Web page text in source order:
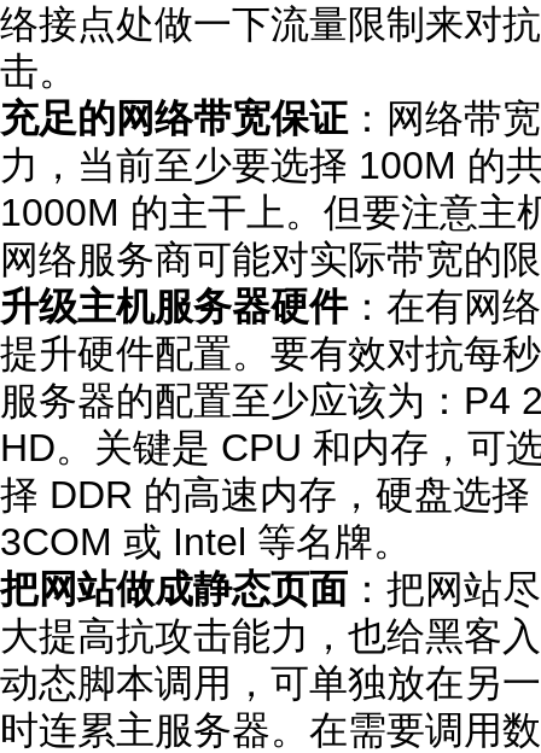
络接点处做一下流量限制来对
击。
充足的网络带宽保证 ：网络带
力，当前至少要选择 100M 的
1000M 的主干上。但要注意主
网络服务商可能对实际带宽的
升级主机服务器硬件：在有网
提升硬件配置。要有效对抗每
服务器的配置至少应该为：P4
HD。关键是 CPU 和内存，可
择 DDR 的高速内存，硬盘选
3COM 或 Intel 等名牌。
把网站做成静态页面 ：把网站
大提高抗攻击能力，也给黑客
动态脚本调用，可单独放在另
时连累主服务器。在需要调用